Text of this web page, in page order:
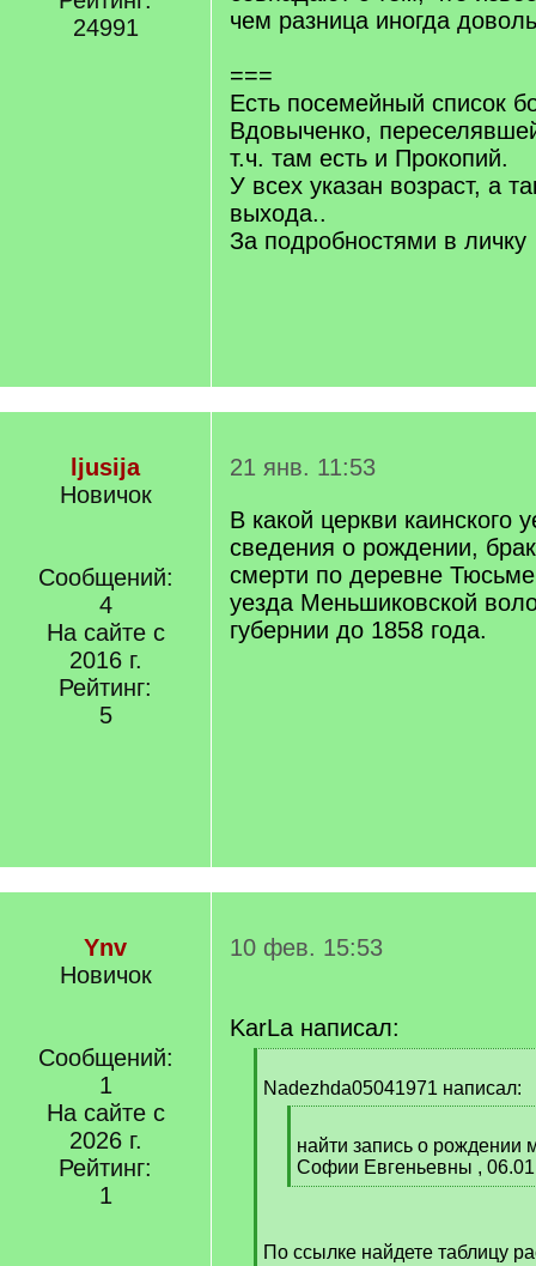
24991
чем разница иногда
===
Есть посемейный список
Вдовыченко,
т.ч. там есть и Прокопий.
У всех указан возраст, а
выхода..
За подробностями в личку
ljusija
Новичок
Сообщений:
4
На сайте с
2016 г.
Рейтинг:
5
21 янв. 11:53
В какой церкви каинского
сведения о рождении,
смерти по деревне
уезда Меньшиковской
губернии до 1858 года.
Ynv
Новичок
Сообщений:
1
На сайте с
2026 г.
Рейтинг:
1
10 фев. 15:53
KarLa написал:
q
Nadezhda05041971 написал:
q
]
найти запись о
Софии Евгеньевны ,
[
]
По ссылке найдете таблицу